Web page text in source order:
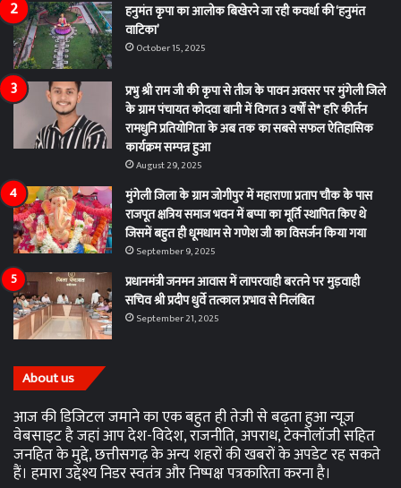
हनुमंत कृपा का आलोक बिखेरने जा रही कवर्धा की ‘हनुमंत
वाटिका’
October 15, 2025
प्रभु श्री राम जी की कृपा से तीज के पावन अवसर पर मुंगेली जिले
के ग्राम पंचायत कोदवा बानी में विगत 3 वर्षों से* हरि कीर्तन
रामधुनि प्रतियोगिता के अब तक का सबसे सफल ऐतिहासिक
कार्यक्रम सम्पन्न हुआ
August 29, 2025
मुंगेली जिला के ग्राम जोगीपुर में महाराणा प्रताप चौक के पास
राजपूत क्षत्रिय समाज भवन में बप्पा का मूर्ति स्थापित किए थे
जिसमें बहुत ही धूमधाम से गणेश जी का विसर्जन किया गया
September 9, 2025
प्रधानमंत्री जनमन आवास में लापरवाही बरतने पर मुड़वाही
सचिव श्री प्रदीप धुर्वे तत्काल प्रभाव से निलंबित
September 21, 2025
About us
आज की डिजिटल जमाने का एक बहुत ही तेजी से बढ़ता हुआ न्यूज़
वेबसाइट है जहां आप देश-विदेश, राजनीति, अपराध, टेक्नोलॉजी सहित
जनहित के मुद्दे, छत्तीसगढ़ के अन्य शहरों की खबरों के अपडेट रह सकते
हैं। हमारा उद्देश्य निडर स्वतंत्र और निष्पक्ष पत्रकारिता करना है।